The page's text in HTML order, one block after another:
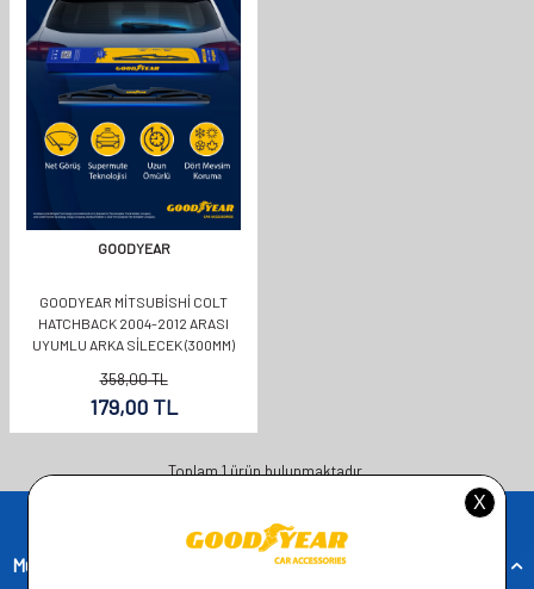
GOODYEAR
GOODYEAR MITSUBISHI COLT
HATCHBACK 2004-2012 ARASI
UYUMLU ARKA SILECEK (300MM)
358,00TL
179,00 TL
Toplam1ürün bulunmaktadır.
Müşteri Hizmetleri